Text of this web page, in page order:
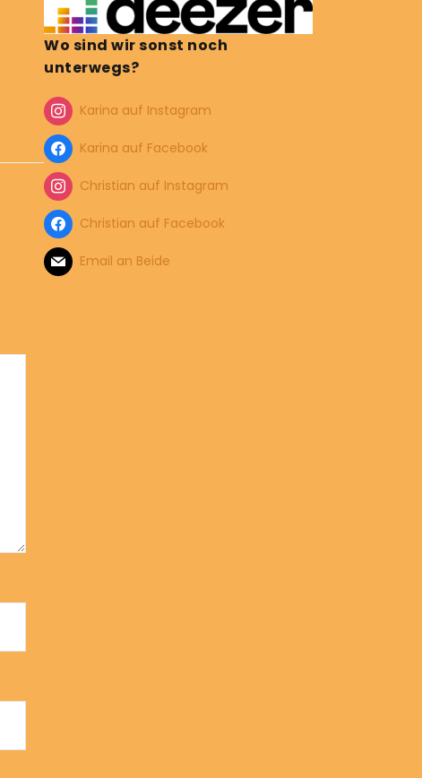
Wo sind wir sonst noch
unterwegs?
Karina auf Instagram
Karina auf Facebook
Christian auf Instagram
Christian auf Facebook
Email an Beide